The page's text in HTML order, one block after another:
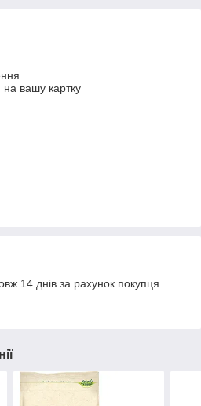
на вашу картку
14 днів за рахунок покупця